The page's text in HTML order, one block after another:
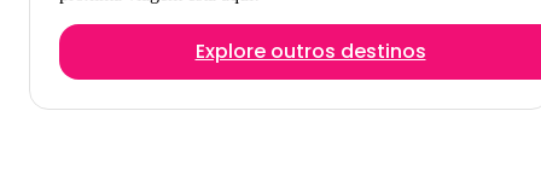
Explore outros destinos